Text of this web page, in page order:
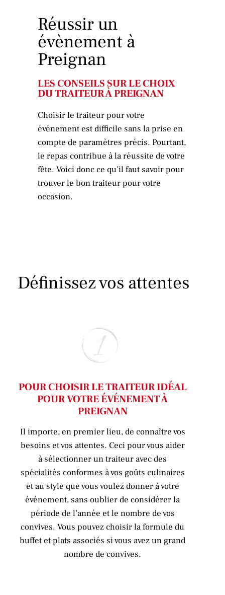
Réussir un
évènement à
Preignan
LES CONSEILS SUR LE CHOIX
DU TRAITEUR À PREIGNAN
Choisir le traiteur pour votre
événement est difficile sans la prise en
compte de paramètres précis. Pourtant,
le repas contribue à la réussite de votre
fête. Voici donc ce qu’il faut savoir pour
trouver le bon traiteur pour votre
occasion.
Définissez vos attentes
POUR CHOISIR LE TRAITEUR IDÉAL
POUR VOTRE ÉVÉNEMENT À
PREIGNAN
Il importe, en premier lieu, de connaître vos
besoins et vos attentes. Ceci pour vous aider
à sélectionner un traiteur avec des
spécialités conformes à vos goûts culinaires
et au style que vous voulez donner à votre
événement, sans oublier de considérer la
période de l’année et le nombre de vos
convives. Vous pouvez choisir la formule du
buffet et plats associés si vous avez un grand
nombre de convives.